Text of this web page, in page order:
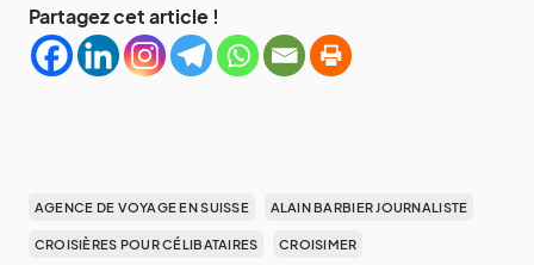
Partagez cet article !
AGENCE DE VOYAGE EN SUISSE ALAIN BARBIER JOURNALISTE
CROISIÈRES POUR CÉLIBATAIRES CROISIMER